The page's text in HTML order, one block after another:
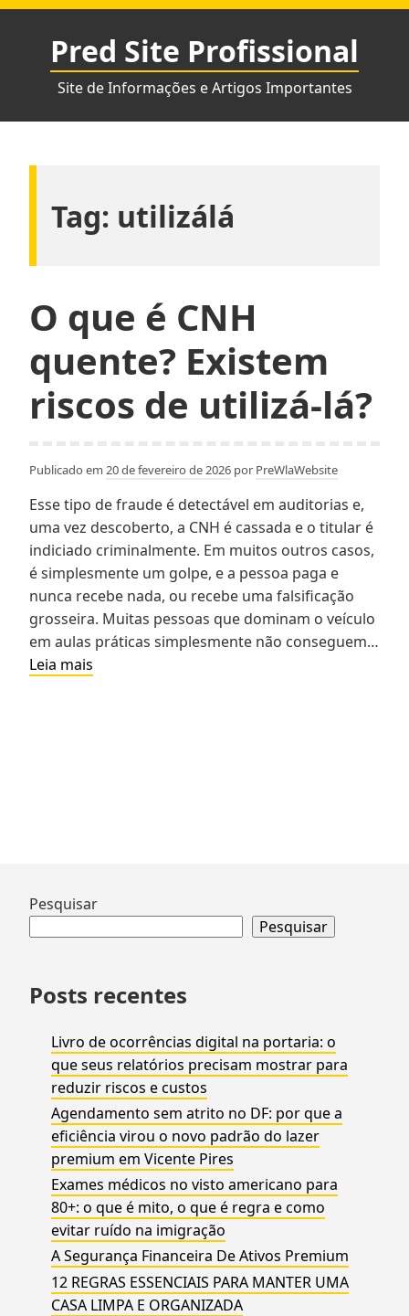
Pular
conteúdo
Pred Site Profissional
Site de Informações e Artigos Importantes
Tag: utilizálá
O que é CNH
quente? Existem
riscos de utilizá-lá?
Publicado em 20 de fevereiro de 2026 por PreWlaWebsite
Esse tipo de fraude é detectável em auditorias e,
uma vez descoberto, a CNH é cassada e o titular é
indiciado criminalmente. Em muitos outros casos,
é simplesmente um golpe, e a pessoa paga e
nunca recebe nada, ou recebe uma falsificação
grosseira. Muitas pessoas que dominam o veículo
em aulas práticas simplesmente não conseguem…
Leia mais
Ir
Pesquisar
Pesquisar
Posts recentes
Livro de ocorrências digital na portaria: o
que seus relatórios precisam mostrar para
reduzir riscos e custos
Agendamento sem atrito no DF: por que a
eficiência virou o novo padrão do lazer
premium em Vicente Pires
Exames médicos no visto americano para
80+: o que é mito, o que é regra e como
evitar ruído na imigração
A Segurança Financeira De Ativos Premium
12 REGRAS ESSENCIAIS PARA MANTER UMA
CASA LIMPA E ORGANIZADA